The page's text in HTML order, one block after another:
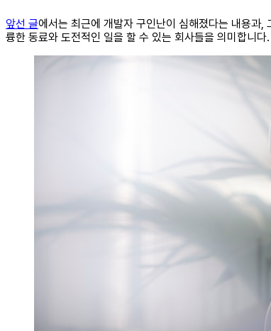
앞선 글에서는 최근에 개발자 구인난이 심해졌다는 내용과
륭한 동료와 도전적인 일을 할 수 있는 회사들을 의미합니